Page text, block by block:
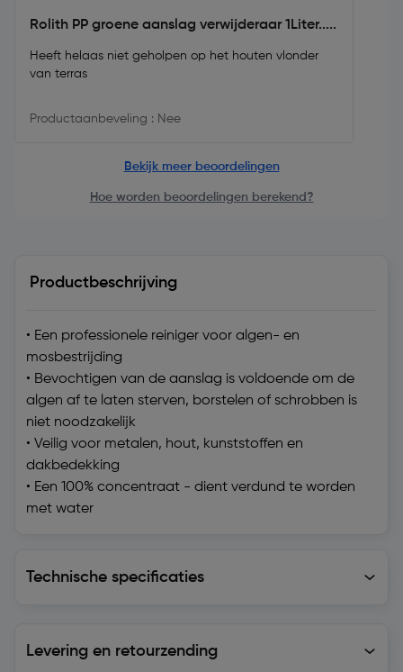
Rolith PP groene aanslag verwijderaar 1Liter.....
Heeft helaas niet geholpen op het houten vlonder
van terras
Productaanbeveling : Nee
Bekijk meer beoordelingen
Hoe worden beoordelingen berekend?
Productbeschrijving
• Een professionele reiniger voor algen- en
mosbestrijding
• Bevochtigen van de aanslag is voldoende om de
algen af te laten sterven, borstelen of schrobben is
niet noodzakelijk
• Veilig voor metalen, hout, kunststoffen en
dakbedekking
• Een 100% concentraat - dient verdund te worden
met water
Technische specificaties
Levering en retourzending